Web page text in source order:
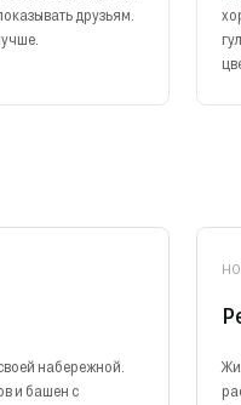
друзьям.
набережной.
и башен с